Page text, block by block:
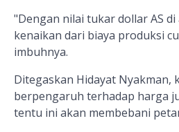
"Dengan nilai tukar dollar AS di
kenaikan dari biaya produksi
imbuhnya.
Ditegaskan Hidayat Nyakman,
berpengaruh terhadap harga
tentu ini akan membebani